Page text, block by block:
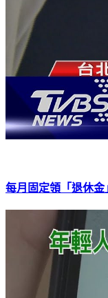
每月固定領「退休